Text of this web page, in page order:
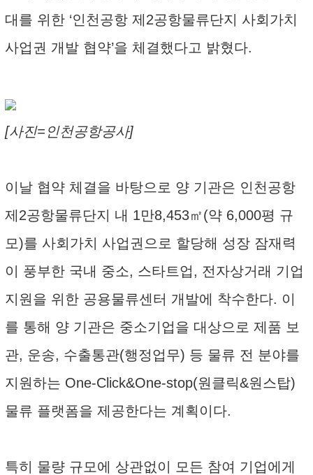
대를 위한 ‘인천공항 제2공항물류단지 사회가치
사업권 개발 협약’을 체결했다고 밝혔다.
[사진=인천공항공사]
이날 협약 체결을 바탕으로 양 기관은 인천공항
제2공항물류단지 내 1만8,453㎡(약 6,000평 규
모)를 사회가치 사업권으로 할당해 성장 잠재력
이 풍부한 국내 중소, 스타트업, 전자상거래 기업
지원을 위한 공용물류센터 개발에 착수한다. 이
를 통해 양 기관은 중소기업을 대상으로 제품 보
관, 운송, 수출통관(행정업무) 등 물류 전 분야를
지원하는 One-Click&One-stop(원클릭&원스탑)
물류 플랫폼을 제공한다는 계획이다.
특히 물량 규모에 상관없이 모든 참여 기업에게